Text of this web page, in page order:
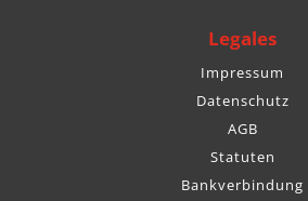
Legales
Impressum
Datenschutz
AGB
Statuten
Bankverbindung